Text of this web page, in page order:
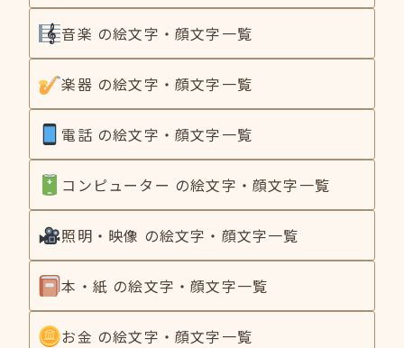
音楽 の絵文字・顔文字一覧
楽器 の絵文字・顔文字一覧
電話 の絵文字・顔文字一覧
コンピューター の絵文字・顔文字一覧
照明・映像 の絵文字・顔文字一覧
本・紙 の絵文字・顔文字一覧
お金 の絵文字・顔文字一覧